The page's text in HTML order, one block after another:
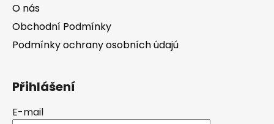
O nás
Obchodní Podmínky
Podmínky ochrany osobních údajú
Přihlášení
E-mail